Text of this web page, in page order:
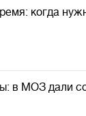
когда
в МОЗ дали